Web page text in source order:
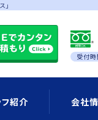
」
受付時
紹介 会社